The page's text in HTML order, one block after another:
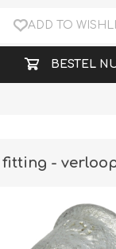
ADD TO
BESTEL
-